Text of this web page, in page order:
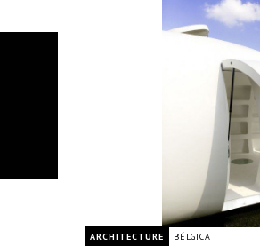
ARCHITECTURE BÉLGICA